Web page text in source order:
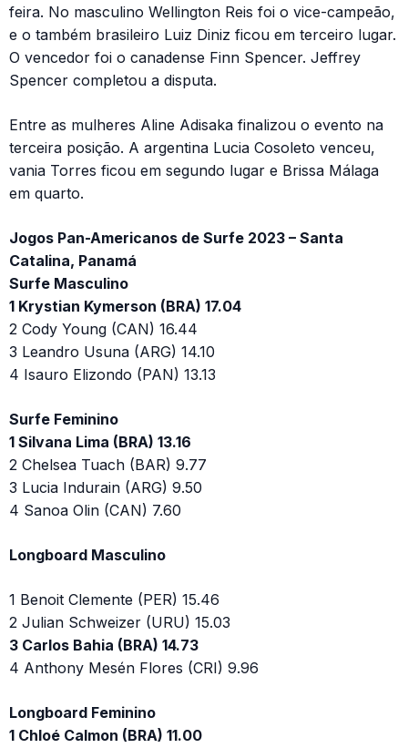
feira. No masculino Wellington Reis foi o vice-campeão,
e o também brasileiro Luiz Diniz ficou em terceiro lugar.
O vencedor foi o canadense Finn Spencer. Jeffrey
Spencer completou a disputa.
Entre as mulheres Aline Adisaka finalizou o evento na
terceira posição. A argentina Lucia Cosoleto venceu,
vania Torres ficou em segundo lugar e Brissa Málaga
em quarto.
Jogos Pan-Americanos de Surfe 2023 – Santa
Catalina, Panamá
Surfe Masculino
1 Krystian Kymerson (BRA) 17.04
2 Cody Young (CAN) 16.44
3 Leandro Usuna (ARG) 14.10
4 Isauro Elizondo (PAN) 13.13
Surfe Feminino
1 Silvana Lima (BRA) 13.16
2 Chelsea Tuach (BAR) 9.77
3 Lucia Indurain (ARG) 9.50
4 Sanoa Olin (CAN) 7.60
Longboard Masculino
1 Benoit Clemente (PER) 15.46
2 Julian Schweizer (URU) 15.03
3 Carlos Bahia (BRA) 14.73
4 Anthony Mesén Flores (CRI) 9.96
Longboard Feminino
1 Chloé Calmon (BRA) 11.00